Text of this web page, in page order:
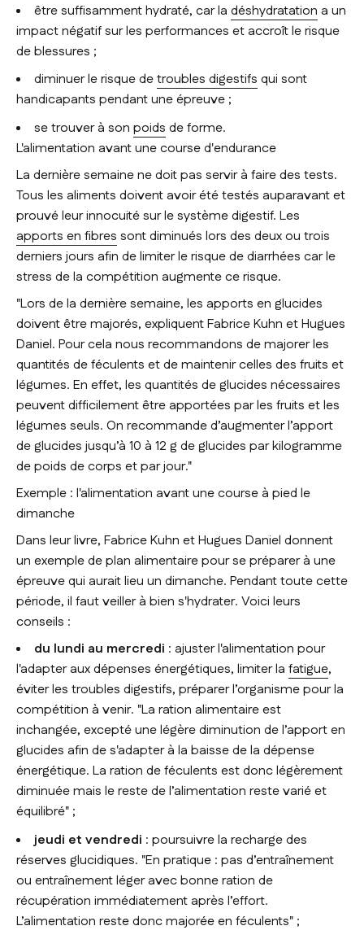
être suffisamment hydraté, car la déshydratation a un
impact négatif sur les performances et accroît le risque
de blessures ;
diminuer le risque detroubles digestifs qui sont
handicapants pendant une épreuve ;
se trouver à son poids de forme.
L'alimentation avant une course d'endurance
La dernière semaine ne doit pas servir à faire des tests.
Tous les aliments doivent avoir été testés auparavant et
prouvé leur innocuité sur le système digestif. Les
apports en fibres sont diminués lors des deux ou trois
derniers jours afin de limiter le risque de diarrhées car le
stress de la compétition augmente ce risque.
"Lors de la dernière semaine, les apports en glucides
doivent être majorés, expliquent Fabrice Kuhn et Hugues
Daniel. Pour cela nous recommandons de majorer les
quantités de féculents et de maintenir celles des fruits et
légumes. En effet, les quantités de glucides nécessaires
peuvent difficilement être apportées par les fruits et les
légumes seuls. On recommande d’augmenter l’apport
de glucides jusqu’à 10 à 12 g de glucides par kilogramme
de poids de corps et par jour."
Exemple : l'alimentation avant une course à pied le
dimanche
Dans leur livre, Fabrice Kuhn et Hugues Daniel donnent
un exemple de plan alimentaire pour se préparer à une
épreuve qui aurait lieu un dimanche. Pendant toute cette
période, il faut veiller à bien s'hydrater. Voici leurs
conseils :
du lundi au mercredi : ajuster l'alimentation pour
l'adapter aux dépenses énergétiques, limiter la fatigue,
éviter les troubles digestifs, préparer l’organisme pour la
compétition à venir. "La ration alimentaire est
inchangée, excepté une légère diminution de l’apport en
glucides afin de s'adapter à la baisse de la dépense
énergétique. La ration de féculents est donc légèrement
diminuée mais le reste de l’alimentation reste varié et
équilibré" ;
jeudi et vendredi : poursuivre la recharge des
réserves glucidiques. "En pratique : pas d’entraînement
ou entraînement léger avec bonne ration de
récupération immédiatement après l’effort.
L’alimentation reste donc majorée en féculents" ;